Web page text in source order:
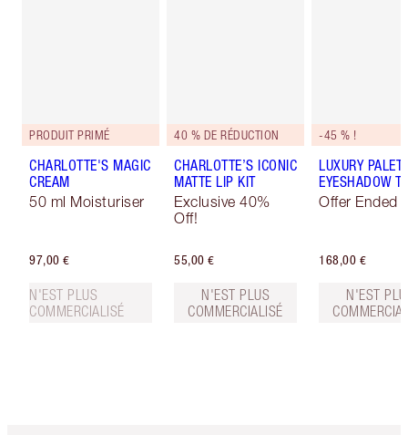
PRODUIT PRIMÉ
CHARLOTTE'S MAGIC
CREAM
50 ml Moisturiser
97,00 €
N'EST PLUS
COMMERCIALISÉ
40 % DE RÉDUCTION
CHARLOTTE’S ICONIC
MATTE LIP KIT
Exclusive 40%
Off!
55,00 €
N'EST PLUS
COMMERCIALISÉ
-45 % !
LUXURY
EYESHADOW
Offer Ended
168,00 €
N'EST